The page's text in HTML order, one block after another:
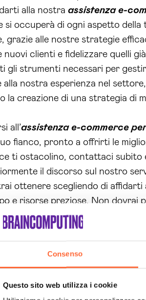
Consenso
Questo sito web utilizza i cookie
alla nostra assistenza e-
si occuperà di ogni aspetto
grazie alle nostre strategie
clienti e fidelizzare quelli
gli strumenti necessari per
alla nostra esperienza nel
la creazione di una strategia di
all’assistenza e-commerce
fianco, pronto a offrirti le
ti ostacolino, contattaci subito
il discorso sul nostro
ottenere scegliendo di
e risorse preziose. Non dovrai
tutto questo sarà gestito da
massimizzare le tue vendite e
e-commerce
e budget. Inoltre, la nostra
nel lungo periodo, offrendoti
nostro approccio personalizzato